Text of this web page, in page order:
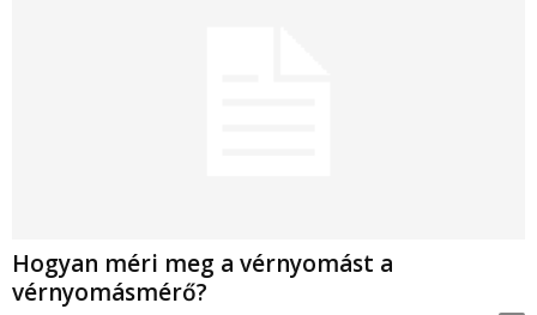
Hogyan méri meg a vérnyomást a
vérnyomásmérő?